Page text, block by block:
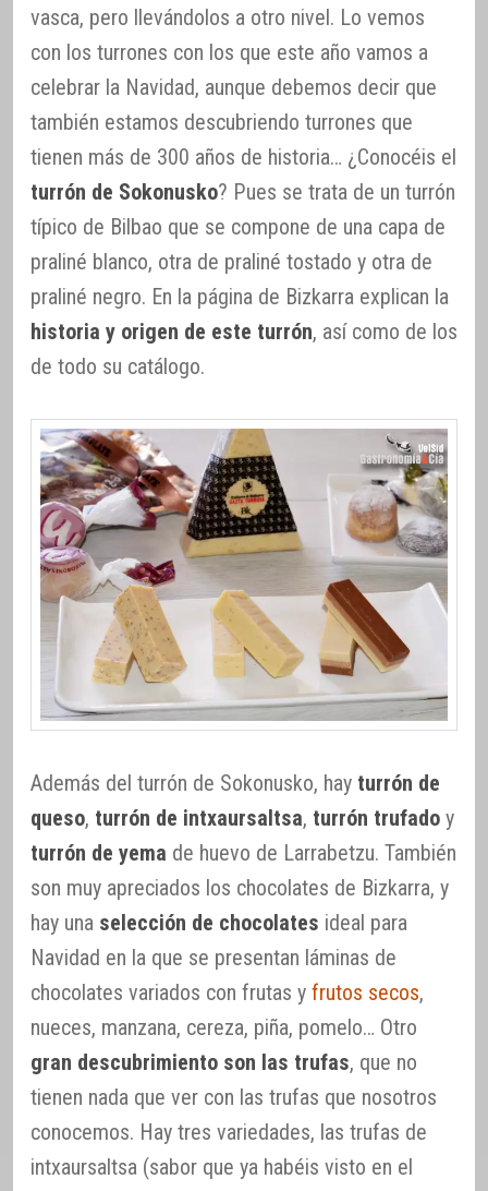
vasca, pero llevándolos a otro nivel. Lo vemos
con los turrones con los que este año vamos a
celebrar la Navidad, aunque debemos decir que
también estamos descubriendo turrones que
tienen más de 300 años de historia… ¿Conocéis el
turrón de Sokonusko? Pues se trata de un turrón
típico de Bilbao que se compone de una capa de
praliné blanco, otra de praliné tostado y otra de
praliné negro. En la página de Bizkarra explican la
historia y origen de este turrón, así como de los
de todo su catálogo.
Además del turrón de Sokonusko, hay turrón de
queso, turrón de intxaursaltsa, turrón trufado y
turrón de yema de huevo de Larrabetzu. También
son muy apreciados los chocolates de Bizkarra, y
hay una selección de chocolates ideal para
Navidad en la que se presentan láminas de
chocolates variados con frutas y frutos secos,
nueces, manzana, cereza, piña, pomelo… Otro
gran descubrimiento son las trufas, que no
tienen nada que ver con las trufas que nosotros
conocemos. Hay tres variedades, las trufas de
intxaursaltsa (sabor que ya habéis visto en el